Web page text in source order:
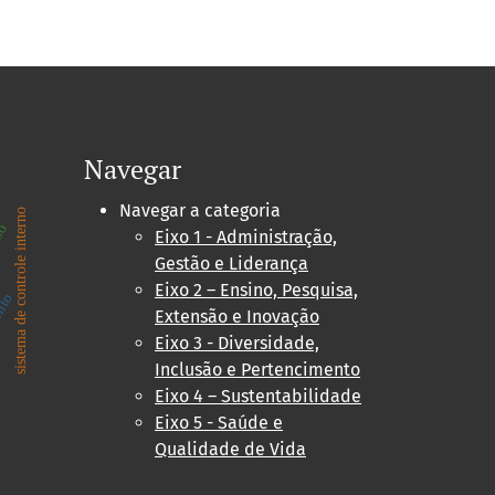
sistema de controle interno
Navegar
Navegar a categoria
Eixo 1 - Administração,
Gestão e Liderança
Eixo 2 – Ensino, Pesquisa,
Extensão e Inovação
Eixo 3 - Diversidade,
Inclusão e Pertencimento
Eixo 4 – Sustentabilidade
Eixo 5 - Saúde e
Qualidade de Vida